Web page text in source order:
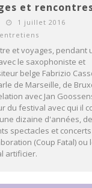
et
1 juillet 2016
et voyages, pendant
le saxophoniste et
belge Fabrizio
de Marseille, de
avec Jan
du festival avec qui il
dizaine d'années,
spectacles et
(Coup Fatal) ou
artificier.